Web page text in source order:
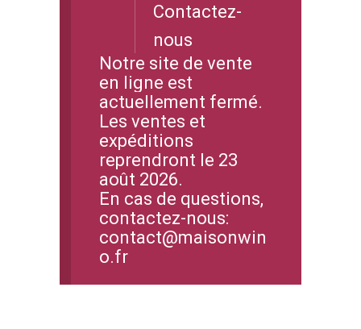
Contactez-
nous
Notre site de vente
en ligne est
actuellement fermé.
Les ventes et
expéditions
reprendront le 23
août 2026.
En cas de questions,
contactez-nous:
contact@maisonwin
o.fr